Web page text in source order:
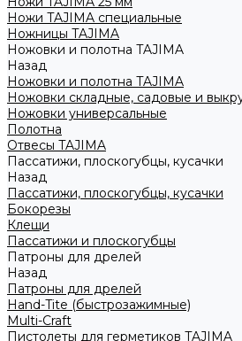
Ножи TAJIMA специальные
Ножницы TAJIMA
Ножовки и полотна TAJIMA
Назад
Ножовки и полотна TAJIMA
Ножовки складные, садовые и
Ножовки универсальные
Полотна
Отвесы TAJIMA
Пассатижи, плоскогубцы, кусачки
Назад
Пассатижи, плоскогубцы, кусачки
Бокорезы
Клещи
Пассатижи и плоскогубцы
Патроны для дрелей
Назад
Патроны для дрелей
Hand-Tite (быстрозажимные)
Multi-Craft
Пистолеты для герметиков TAJIMA